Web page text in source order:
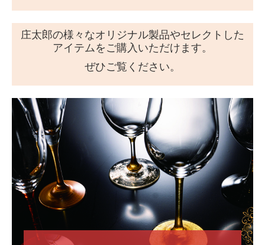
商品一覧
ご利用案内
庄太郎の様々なオリジナル製品やセレクトした
アイテムをご購入いただけます。
ぜひご覧ください。